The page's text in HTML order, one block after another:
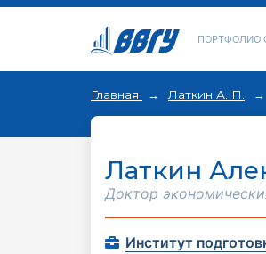
ПОРТФОЛИО
Главная Латкин А. П.
Латкин
Доктор
Институт